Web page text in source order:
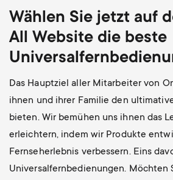
Wählen Sie jetzt auf
All Website die beste
Das Hauptziel aller Mitarbeiter von
ihnen und ihrer Familie den
bieten. Wir bemühen uns ihnen das
erleichtern, indem wir Produkte
Fernseherlebnis verbessern. Eins
Universalfernbedienungen. Möchten